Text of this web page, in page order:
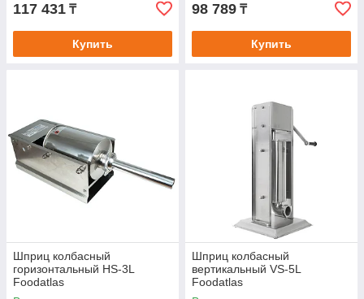
117 431 ₸
Купить
98 789 ₸
Купить
Шприц колбасный
горизонтальный HS-3L
Foodatlas
Шприц колбасный
вертикальный VS-5L
Foodatlas